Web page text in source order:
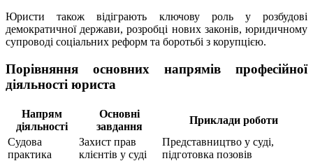
Юристи також відіграють ключову роль у розбудові
демократичної держави, розробці нових законів, юридичному
супроводі соціальних реформ та боротьбі з корупцією.
Порівняння основних напрямів професійної
діяльності юриста
Напрям
діяльності
Основні
завдання
Приклади роботи
Судова
практика
Захист прав
клієнтів у суді
Представництво у суді,
підготовка позовів